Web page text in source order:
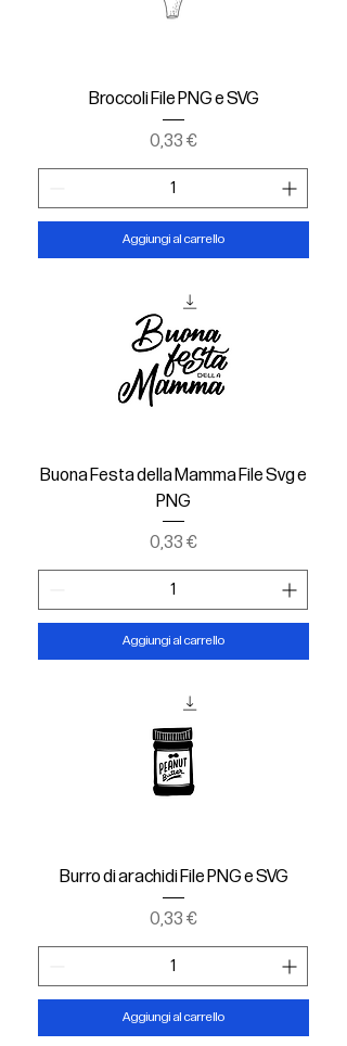
Broccoli File PNG e SVG
Prezzo
0,33 €
Aggiungi al carrello
Buona Festa della Mamma File Svg e
PNG
Prezzo
0,33 €
Aggiungi al carrello
Burro di arachidi File PNG e SVG
Prezzo
0,33 €
Aggiungi al carrello